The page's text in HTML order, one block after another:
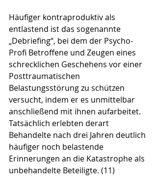
Häufiger kontraproduktiv als
entlastend ist das sogenannte
„Debriefing“, bei dem der Psycho-
Profi Betroffene und Zeugen eines
schrecklichen Geschehens vor einer
Posttraumatischen
Belastungsstörung zu schützen
versucht, indem er es unmittelbar
anschließend mit ihnen aufarbeitet.
Tatsächlich erlebten derart
Behandelte nach drei Jahren deutlich
häufiger noch belastende
Erinnerungen an die Katastrophe als
unbehandelte Beteiligte. (11)